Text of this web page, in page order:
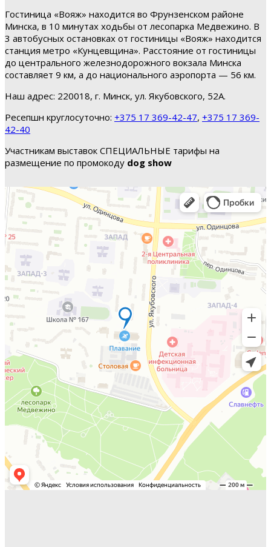
Гостиница «Вояж» находится во Фрунзенском районе
Минска, в 10 минутах ходьбы от лесопарка Медвежино. В
3 автобусных остановках от гостиницы «Вояж» находится
станция метро «Кунцевщина». Расстояние от гостиницы
до центрального железнодорожного вокзала Минска
составляет 9 км, а до национального аэропорта — 56 км.
Наш адрес: 220018, г. Минск, ул. Якубовского, 52А.
Ресепшн круглосуточно: +375 17 369-42-47, +375 17 369-
42-40
Участникам выставок СПЕЦИАЛЬНЫЕ тарифы на
размещение по промокоду dog show